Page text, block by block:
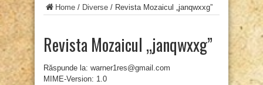
Home / Diverse / Revista Mozaicul „janqwxxg”
Revista Mozaicul „janqwxxg”
Răspunde la: warner1res@gmail.com
MIME-Version: 1.0